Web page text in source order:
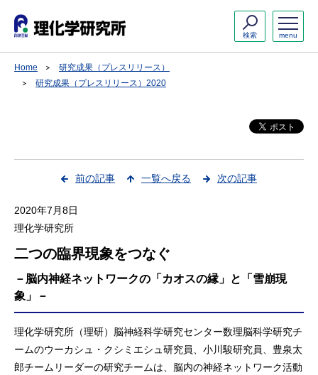
menu
検索
Home
研究成果（プレスリリース）
研究成果（プレスリリース）2020
前の記事 一覧へ戻る 次の記事
2020年7月8日
理化学研究所
二つの臨界現象をつなぐ
－脳内神経ネットワークの「カオスの縁」と「雪崩現
象」－
理化学研究所（理研）脳神経科学研究センター数理脳科学研究チ
ームのウーカシュ・クシミエシュ研究員、小川駿研究員、豊泉太
郎チームリーダーの研究チームは、脳内の神経ネットワーク活動